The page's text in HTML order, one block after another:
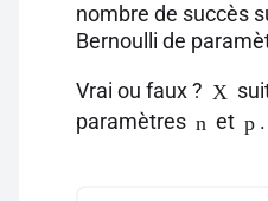
nombre de succès
Bernoulli de
Vrai ou faux ? X
paramètres n et p .